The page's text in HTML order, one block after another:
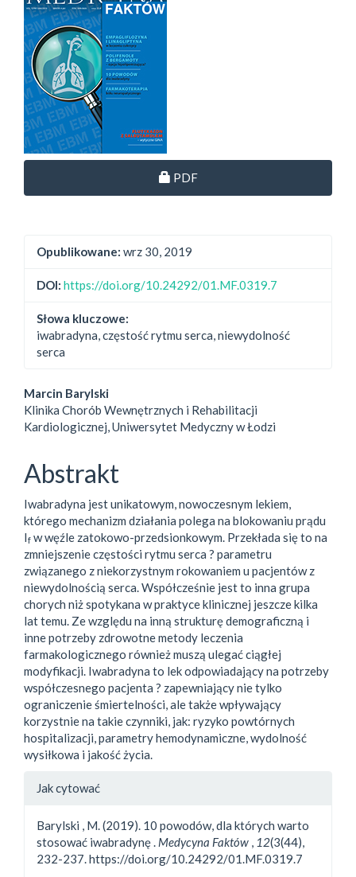
Dostęp przez subskrypcję
PDF
Opublikowane: wrz 30, 2019
DOI: https://doi.org/10.24292/01.MF.0319.7
Słowa kluczowe:
iwabradyna, częstość rytmu serca, niewydolność
serca
Marcin Barylski
Klinika Chorób Wewnętrznych i Rehabilitacji
Kardiologicznej, Uniwersytet Medyczny w Łodzi
Abstrakt
Iwabradyna jest unikatowym, nowoczesnym lekiem,
którego mechanizm działania polega na blokowaniu prądu
If w węźle zatokowo-przedsionkowym. Przekłada się to na
zmniejszenie częstości rytmu serca ? parametru
związanego z niekorzystnym rokowaniem u pacjentów z
niewydolnością serca. Współcześnie jest to inna grupa
chorych niż spotykana w praktyce klinicznej jeszcze kilka
lat temu. Ze względu na inną strukturę demograficzną i
inne potrzeby zdrowotne metody leczenia
farmakologicznego również muszą ulegać ciągłej
modyfikacji. Iwabradyna to lek odpowiadający na potrzeby
współczesnego pacjenta ? zapewniający nie tylko
ograniczenie śmiertelności, ale także wpływający
korzystnie na takie czynniki, jak: ryzyko powtórnych
hospitalizacji, parametry hemodynamiczne, wydolność
wysiłkowa i jakość życia.
Jak cytować
Barylski , M. (2019). 10 powodów, dla których warto
stosować iwabradynę . Medycyna Faktów , 12(3(44),
232-237. https://doi.org/10.24292/01.MF.0319.7